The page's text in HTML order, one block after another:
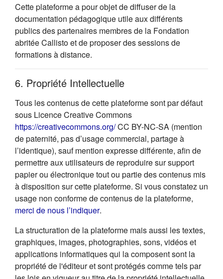
Cette plateforme a pour objet de diffuser de la
documentation pédagogique utile aux différents
publics des partenaires membres de la Fondation
abritée Callisto et de proposer des sessions de
formations à distance.
6. Propriété Intellectuelle
Tous les contenus de cette plateforme sont par défaut
sous Licence Creative Commons
https://creativecommons.org/(s'ouvre dans un nouvel
CC BY-NC-SA (mention
de paternité, pas d’usage commercial, partage à
l’identique), sauf mention expresse différente, afin de
permettre aux utilisateurs de reproduire sur support
papier ou électronique tout ou partie des contenus mis
à disposition sur cette plateforme. Si vous constatez un
usage non conforme de contenus de la plateforme,
merci de nous l’indiquer(s'ouvre dans un nouvel onglet)
.
La structuration de la plateforme mais aussi les textes,
graphiques, images, photographies, sons, vidéos et
applications informatiques qui la composent sont la
propriété de l'éditeur et sont protégés comme tels par